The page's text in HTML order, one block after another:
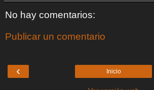
No hay comentarios:
Publicar un comentario
‹ Inicio